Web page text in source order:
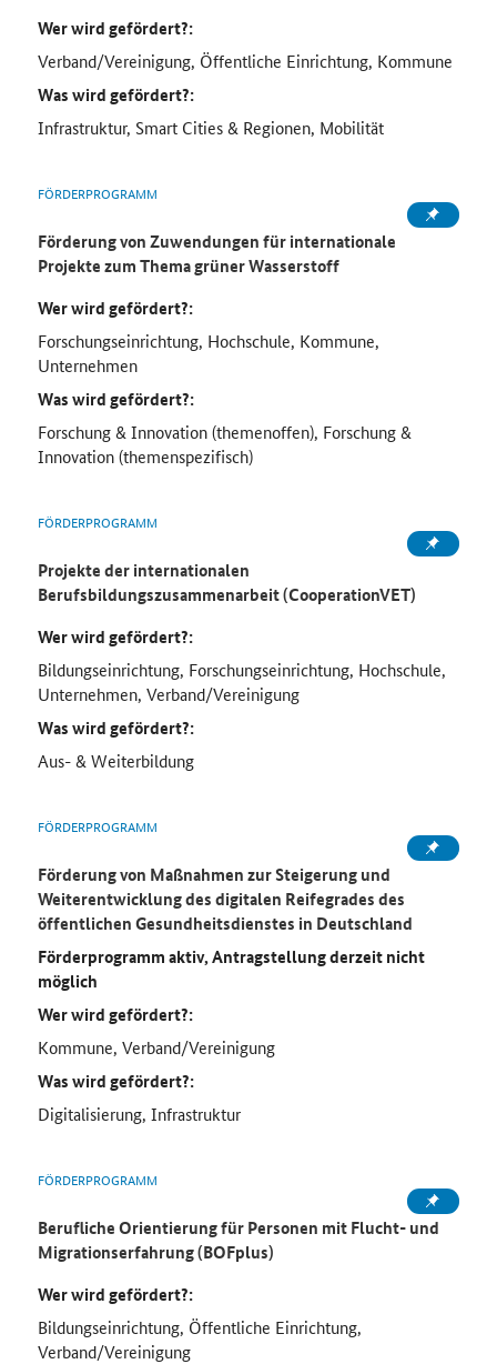
Wer wird gefördert?:
Verband/Vereinigung, Öffentliche Einrichtung, Kommune
Was wird gefördert?:
Infrastruktur, Smart Cities & Regionen, Mobilität
FÖRDERPROGRAMM
Förderung von Zuwendungen für internationale
Projekte zum Thema grüner Wasserstoff
Wer wird gefördert?:
Forschungseinrichtung, Hochschule, Kommune,
Unternehmen
Was wird gefördert?:
Forschung & Innovation (themenoffen), Forschung &
Innovation (themenspezifisch)
FÖRDERPROGRAMM
Projekte der internationalen
Berufsbildungszusammenarbeit (CooperationVET)
Wer wird gefördert?:
Bildungseinrichtung, Forschungseinrichtung, Hochschule,
Unternehmen, Verband/Vereinigung
Was wird gefördert?:
Aus- & Weiterbildung
FÖRDERPROGRAMM
Förderung von Maßnahmen zur Steigerung und
Weiterentwicklung des digitalen Reifegrades des
öffentlichen Gesundheitsdienstes in Deutschland
Förderprogramm aktiv, Antragstellung derzeit nicht
möglich
Wer wird gefördert?:
Kommune, Verband/Vereinigung
Was wird gefördert?:
Digitalisierung, Infrastruktur
FÖRDERPROGRAMM
Berufliche Orientierung für Personen mit Flucht- und
Migrationserfahrung (BOFplus)
Wer wird gefördert?:
Bildungseinrichtung, Öffentliche Einrichtung,
Verband/Vereinigung